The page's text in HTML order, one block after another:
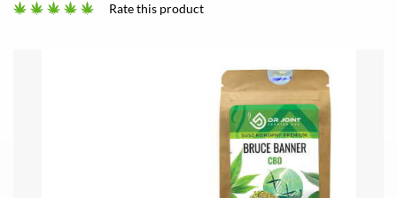
Rate this product